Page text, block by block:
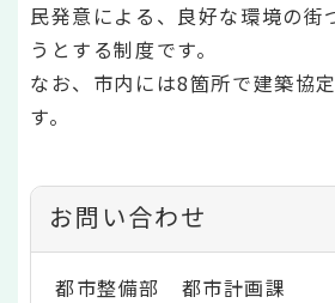
民発意による、良好な環境の街
うとする制度です。
なお、市内には8箇所で建築協
す。
お問い合わせ
都市整備部 都市計画課